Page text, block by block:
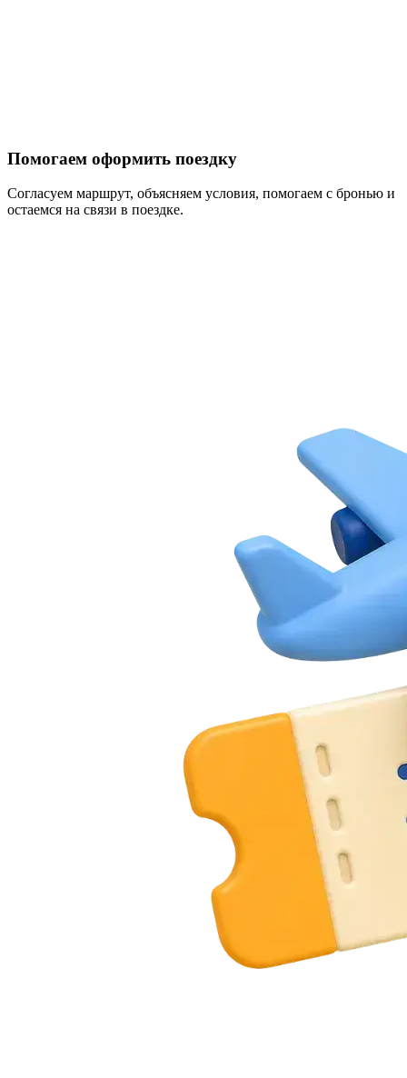
Помогаем оформить поездку
Согласуем маршрут, объясняем условия, помогаем с бронью и
остаемся на связи в поездке.